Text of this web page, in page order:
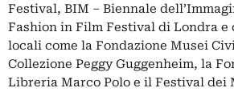
Festival, BIM ‒ Biennale
Fashion in Film Festival di Londra
locali come la Fondazione Musei
Collezione Peggy Guggenheim, la
Libreria Marco Polo e il Festival dei